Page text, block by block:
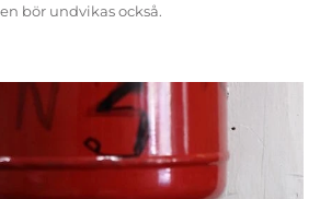
bör undvikas också.